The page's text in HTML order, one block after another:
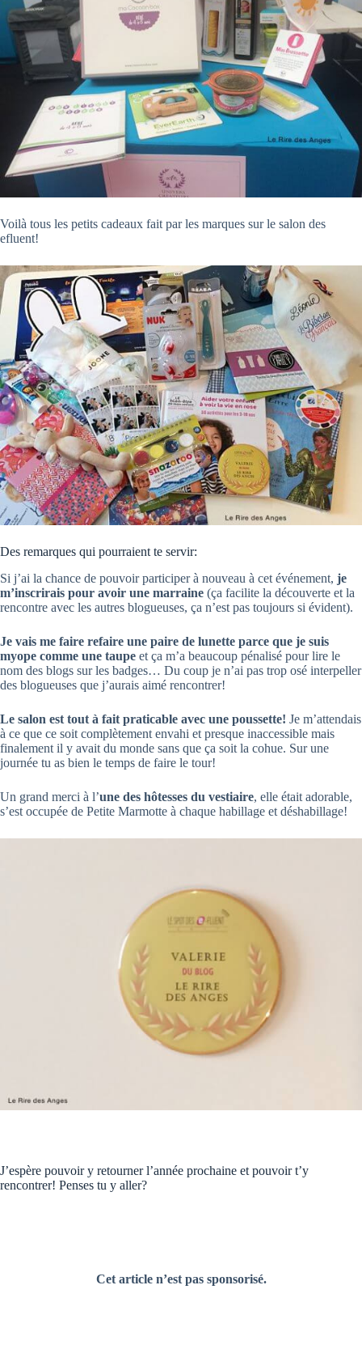
Voilà tous les petits cadeaux fait par les marques sur le salon des
efluent!
Des remarques qui pourraient te servir:
Si j’ai la chance de pouvoir participer à nouveau à cet événement, je
m’inscrirais pour avoir une marraine (ça facilite la découverte et la
rencontre avec les autres blogueuses, ça n’est pas toujours si évident).
Je vais me faire refaire une paire de lunette parce que je suis
myope comme une taupe et ça m’a beaucoup pénalisé pour lire le
nom des blogs sur les badges… Du coup je n’ai pas trop osé interpeller
des blogueuses que j’aurais aimé rencontrer!
Le salon est tout à fait praticable avec une poussette! Je m’attendais
à ce que ce soit complètement envahi et presque inaccessible mais
finalement il y avait du monde sans que ça soit la cohue. Sur une
journée tu as bien le temps de faire le tour!
Un grand merci à l’une des hôtesses du vestiaire, elle était adorable,
s’est occupée de Petite Marmotte à chaque habillage et déshabillage!
J’espère pouvoir y retourner l’année prochaine et pouvoir t’y
rencontrer! Penses tu y aller?
Cet article n’est pas sponsorisé.